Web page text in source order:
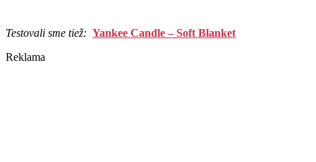
Testovali sme tiež: Yankee Candle – Soft Blanket
Reklama